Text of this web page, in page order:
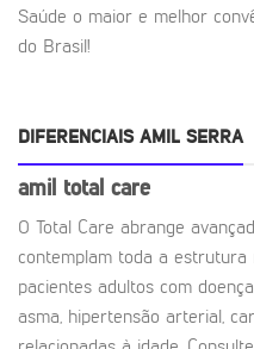
Saúde o maior e melhor
do Brasil!
DIFERENCIAIS AMIL SERRA
amil total care
O Total Care abrange
contemplam toda a
pacientes adultos com
asma, hipertensão arterial,